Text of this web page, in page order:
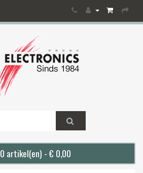
0 artikel(en) - € 0,00